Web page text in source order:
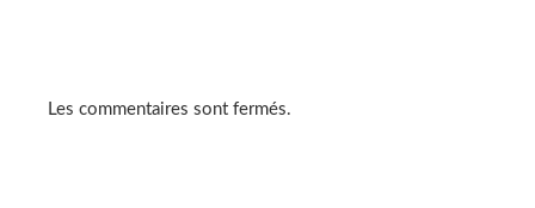
Les commentaires sont fermés.